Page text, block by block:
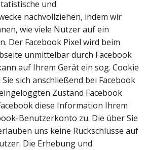
und
nachvollziehen, indem wir
wie viele Nutzer auf ein
Der Facebook Pixel wird beim
unmittelbar durch Facebook
auf Ihrem Gerät ein sog. Cookie
sich anschließend bei Facebook
Zustand Facebook
diese Information Ihrem
Benutzerkonto zu. Die über Sie
uns keine Rückschlüsse auf
Die Erhebung und